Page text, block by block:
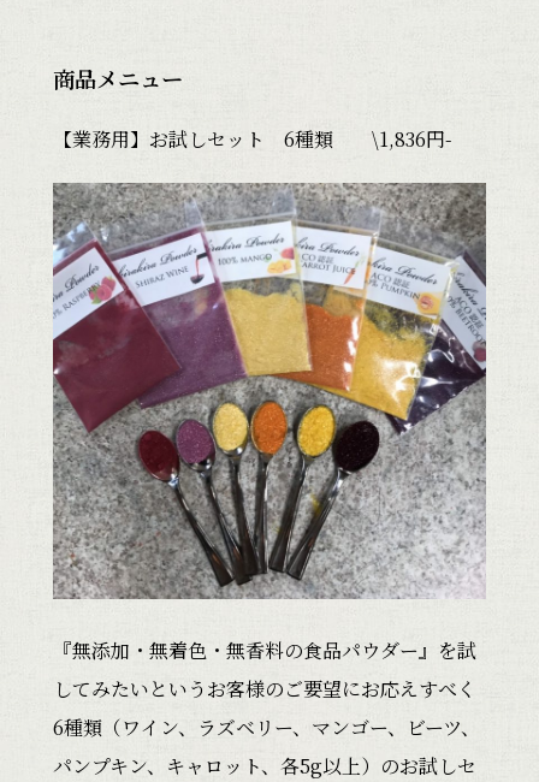
商品メニュー
【業務用】お試しセット 6種類 \1,836円-
『無添加・無着色・無香料の食品パウダー』を試
してみたいというお客様のご要望にお応えすべく
6種類（ワイン、ラズベリー、マンゴー、ビーツ、
パンプキン、キャロット、各5g以上）のお試しセ